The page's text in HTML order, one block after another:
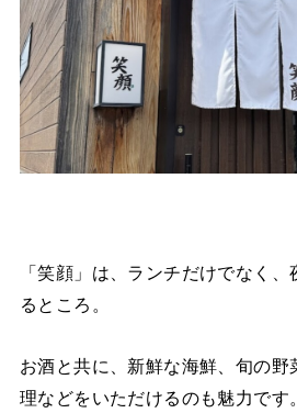
「笑顔」は、ランチだけでなく
るところ。
お酒と共に、新鮮な海鮮、旬の
理などをいただけるのも魅力です